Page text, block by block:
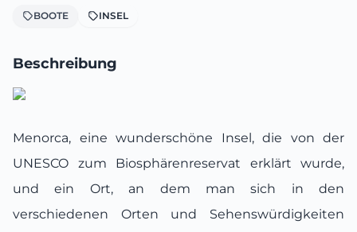
BOOTE INSEL
Beschreibung
Menorca, eine wunderschöne Insel, die von der
UNESCO zum Biosphärenreservat erklärt wurde,
und ein Ort, an dem man sich in den
verschiedenen Orten und Sehenswürdigkeiten